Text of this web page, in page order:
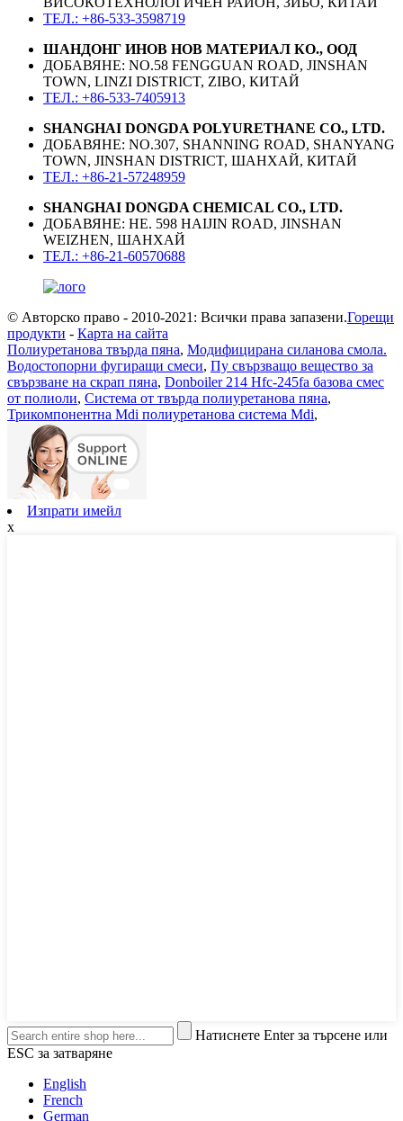
ТЕЛ.: +86-533-3598719
ШАНДОНГ ИНОВ НОВ МАТЕРИАЛ КО., ООД
ДОБАВЯНЕ: NO.58 FENGGUAN ROAD, JINSHAN
TOWN, LINZI DISTRICT, ZIBO, КИТАЙ
ТЕЛ.: +86-533-7405913
SHANGHAI DONGDA POLYURETHANE CO., LTD.
ДОБАВЯНЕ: NO.307, SHANNING ROAD, SHANYANG
TOWN, JINSHAN DISTRICT, ШАНХАЙ, КИТАЙ
ТЕЛ.: +86-21-57248959
SHANGHAI DONGDA CHEMICAL CO., LTD.
ДОБАВЯНЕ: НЕ. 598 HAIJIN ROAD, JINSHAN
WEIZHEN, ШАНХАЙ
ТЕЛ.: +86-21-60570688
© Авторско право - 2010-2021: Всички права запазени.Горещи
продукти - Карта на сайта
Полиуретанова твърда пяна, Модифицирана силанова смола.
Водостопорни фугиращи смеси, Пу свързващо вещество за
свързване на скрап пяна, Donboiler 214 Hfc-245fa базова смес
от полиоли, Система от твърда полиуретанова пяна,
Трикомпонентна Mdi полиуретанова система Mdi,
Изпрати имейл
x
Натиснете Enter за търсене или
ESC за затваряне
English
French
German